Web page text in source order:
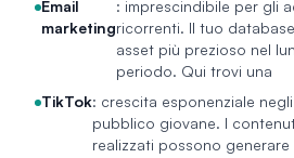
Email
marketing
: imprescindibile per gli
ricorrenti. Il tuo
asset più prezioso nel
periodo. Qui trovi una
TikTok: crescita esponenziale
pubblico giovane. I
realizzati possono